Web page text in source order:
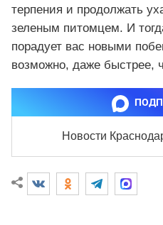
терпения и продолжать
зеленым питомцем. И
порадует вас новыми
возможно, даже быстрее,
Новости